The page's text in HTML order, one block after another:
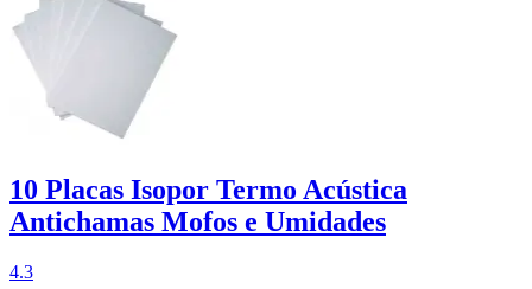
10 Placas Isopor Termo Acústica
Antichamas Mofos e Umidades
4.3